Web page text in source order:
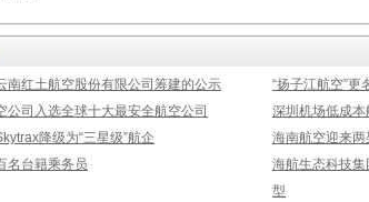
南红土航空股份有限公司筹建的公示
“扬子江航空”更
公司入选全球十大最安全航空公司
深圳机场低成本
降级为“三星级”航企
海南航空迎来
名台籍乘务员
海航生态科技集
型